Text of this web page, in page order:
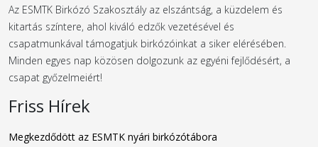
Az ESMTK Birkózó Szakosztály az elszántság, a küzdelem és
kitartás színtere, ahol kiváló edzők vezetésével és
csapatmunkával támogatjuk birkózóinkat a siker elérésében.
Minden egyes nap közösen dolgozunk az egyéni fejlődésért, a
csapat győzelmeiért!
Friss Hírek
Megkezdődött az ESMTK nyári birkózótábora